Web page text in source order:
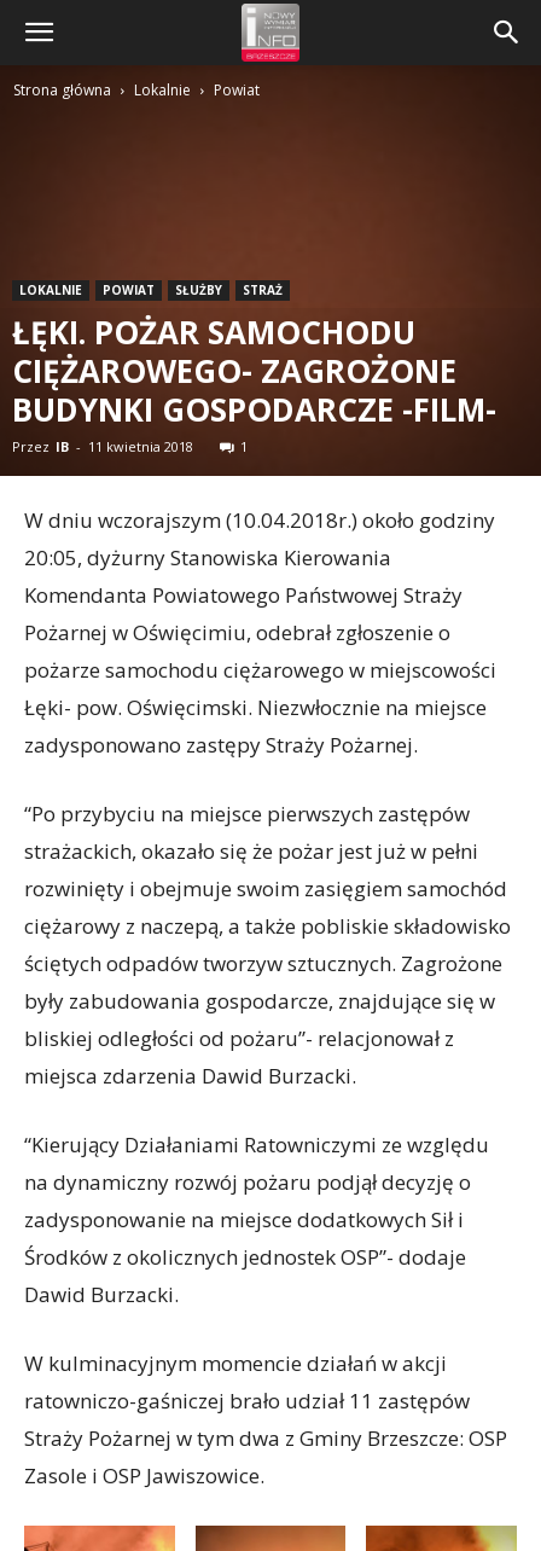
Strona główna Lokalnie Powiat
LOKALNIE POWIAT SŁUŻBY STRAŻ
ŁĘKI. POŻAR SAMOCHODU
CIĘŻAROWEGO- ZAGROŻONE
BUDYNKI GOSPODARCZE -FILM-
Przez IB - 11 kwietnia 2018 1
W dniu wczorajszym (10.04.2018r.) około godziny
20:05, dyżurny Stanowiska Kierowania
Komendanta Powiatowego Państwowej Straży
Pożarnej w Oświęcimiu, odebrał zgłoszenie o
pożarze samochodu ciężarowego w miejscowości
Łęki- pow. Oświęcimski. Niezwłocznie na miejsce
zadysponowano zastępy Straży Pożarnej.
“Po przybyciu na miejsce pierwszych zastępów
strażackich, okazało się że pożar jest już w pełni
rozwinięty i obejmuje swoim zasięgiem samochód
ciężarowy z naczepą, a także pobliskie składowisko
ściętych odpadów tworzyw sztucznych. Zagrożone
były zabudowania gospodarcze, znajdujące się w
bliskiej odległości od pożaru”- relacjonował z
miejsca zdarzenia Dawid Burzacki.
“Kierujący Działaniami Ratowniczymi ze względu
na dynamiczny rozwój pożaru podjął decyzję o
zadysponowanie na miejsce dodatkowych Sił i
Środków z okolicznych jednostek OSP”- dodaje
Dawid Burzacki.
W kulminacyjnym momencie działań w akcji
ratowniczo-gaśniczej brało udział 11 zastępów
Straży Pożarnej w tym dwa z Gminy Brzeszcze: OSP
Zasole i OSP Jawiszowice.